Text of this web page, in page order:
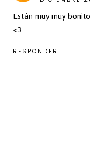
Están muy muy
<3
RESPONDER